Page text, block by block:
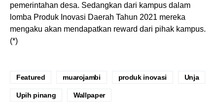
pemerintahan desa. Sedangkan dari kampus dalam
lomba Produk Inovasi Daerah Tahun 2021 mereka
mengaku akan mendapatkan reward dari pihak kampus.
(*)
Featured muarojambi produk inovasi Unja
Upih pinang Wallpaper